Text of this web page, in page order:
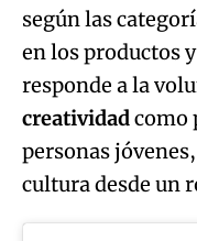
según las
en los productos
responde a la
creatividad como
personas
cultura desde un